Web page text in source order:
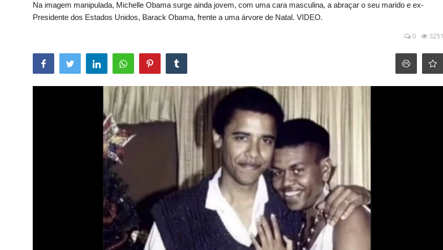
Na imagem manipulada, Michelle Obama surge ainda jovem, com uma cara masculina, a abraçar o seu marido e ex-
Presidente dos Estados Unidos, Barack Obama, frente a uma árvore de Natal. VIDEO.
0 3251